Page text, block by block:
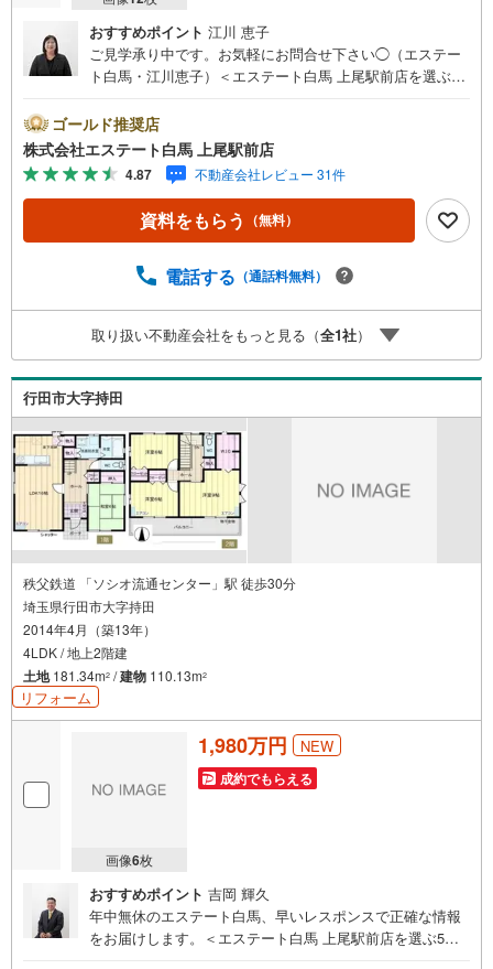
おすすめポイント 江川 恵子
ご見学承り中です。お気軽にお問合せ下さい◯（エステー
ト白馬・江川恵子）＜エステート白馬 上尾駅前店を選ぶ5
「イトーヨーカドー上尾駅前店」内に立地。2.無料駐車場
完備のお店立体駐車場は全480台収容可。駐車場完備してま
す。3.大型キッズスペース当店自慢のキッズスペースをぜ
ひご覧ください。店内におむつ替えコーナーもご用意して
ます。4.年中無休・365日営業でお手伝い営業時間:10時～2
0時まで。スピードある対応が自慢のお店です。5.提携FP
ルプランナーと無料相談。ローン返済について、老後や学
ーム後のお引き渡しです（自己紹介）いつでもご案内に駆
けつけます。お気軽にお問合せ下さいね。（エステート白
馬・江川恵子）
ゴールド推奨店
株式会社エステート白馬 上尾駅前店
4.87 不動産会社レビュー 31件
資料をもらう （無料）
電話する （通話料無料）
取り扱い不動産会社をもっと見る（全1社）
行田市大字持田
秩父鉄道 「ソシオ流通センター」駅 徒歩30分
埼玉県行田市大字持田
2014年4月（築13年）
4LDK / 地上2階建
土地181.34m2 /建物 110.13m2
リフォーム
画像6枚
1,980万円 NEW
成約でもらえる
おすすめポイント 吉岡 輝久
年中無休のエステート白馬、早いレスポンスで正確な情報
をお届けします。＜エステート白馬 上尾駅前店を選ぶ5つ